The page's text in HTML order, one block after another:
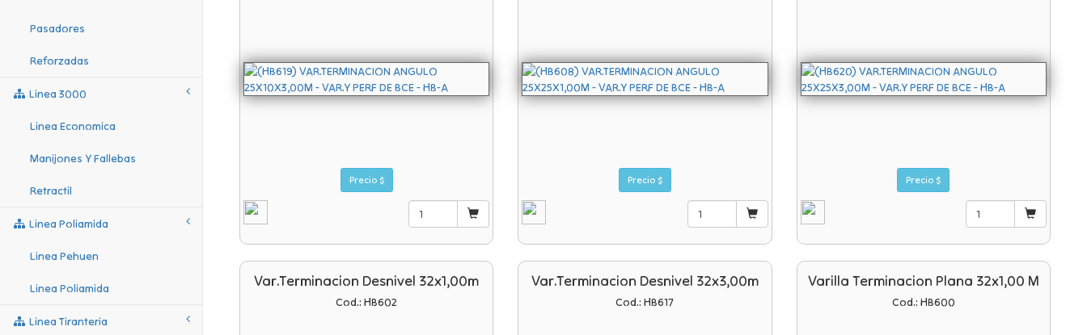
Pasadores
Reforzadas
Linea 3000
Linea Economica
Manijones Y Fallebas
Retractil
Linea Poliamida
Linea Pehuen
Linea Poliamida
Linea Tiranteria
Precio $ Precio $ Precio $
Var.terminacion Desnivel 32x1,00m
Cod.: HB602
Var.terminacion Desnivel 32x3,00m
Cod.: HB617
Varilla Terminacion Plana 32x1,00 M
Cod.: HB600